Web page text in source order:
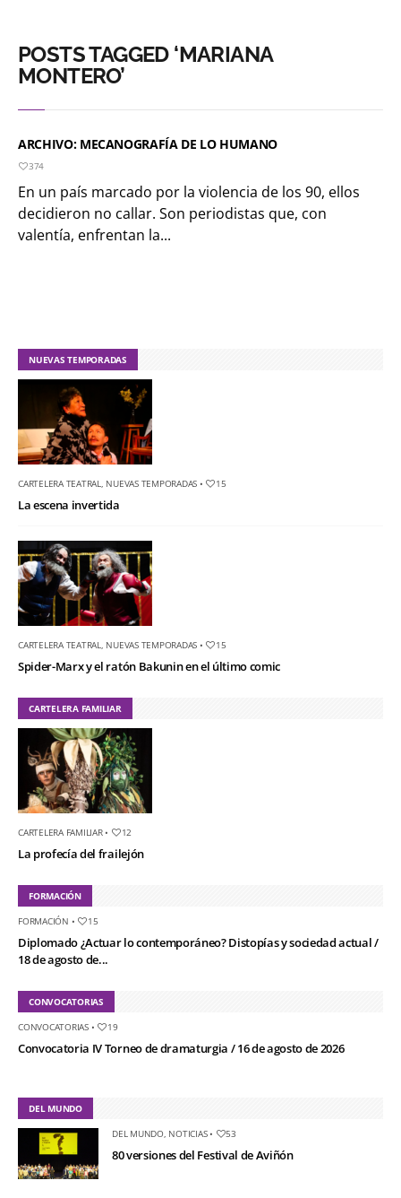
POSTS TAGGED ‘MARIANA
MONTERO’
ARCHIVO: MECANOGRAFÍA DE LO HUMANO
374
En un país marcado por la violencia de los 90, ellos
decidieron no callar. Son periodistas que, con
valentía, enfrentan la...
NUEVAS TEMPORADAS
CARTELERA TEATRAL NUEVAS TEMPORADAS • 15
La escena invertida
CARTELERA TEATRAL NUEVAS TEMPORADAS • 15
Spider-Marx y el ratón Bakunin en el último comic
CARTELERA FAMILIAR
CARTELERA FAMILIAR• 12
La profecía del frailejón
FORMACIÓN
FORMACIÓN • 15
Diplomado ¿Actuar lo contemporáneo? Distopías y sociedad actual /
18 de agosto de...
CONVOCATORIAS
CONVOCATORIAS• 19
Convocatoria IV Torneo de dramaturgia / 16 de agosto de 2026
DEL MUNDO
DEL MUNDO, NOTICIAS• 53
80 versiones del Festival de Aviñón